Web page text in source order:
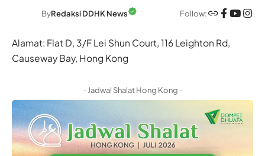
ByRedaksi DDHK News Follow:
Alamat: Flat D, 3/F Lei Shun Court, 116 Leighton Rd,
Causeway Bay, Hong Kong
- Jadwal Shalat Hong Kong -